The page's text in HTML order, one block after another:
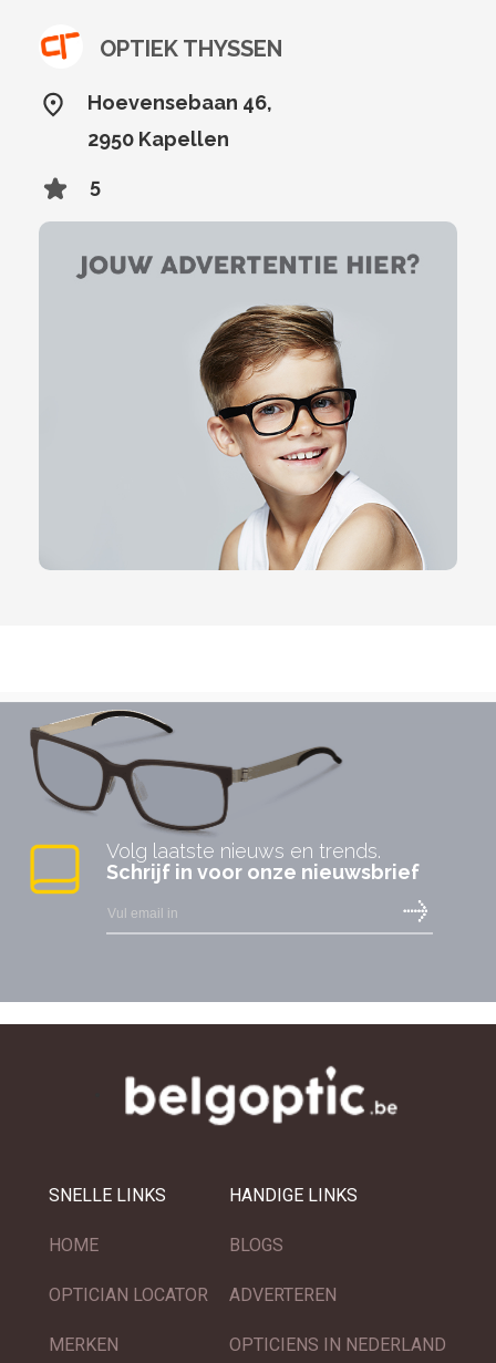
OPTIEK THYSSEN
Hoevensebaan 46,
2950 Kapellen
5
Volg laatste nieuws en trends.
Schrijf in voor onze nieuwsbrief
SNELLE LINKS
HOME
OPTICIAN LOCATOR
MERKEN
HANDIGE LINKS
BLOGS
ADVERTEREN
OPTICIENS IN NEDERLAND